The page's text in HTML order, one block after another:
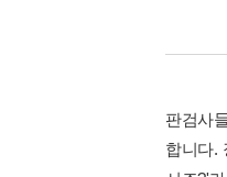
판검사
합니다.